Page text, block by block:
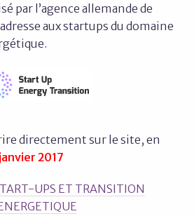
par l’agence allemande de
aux startups du domaine
directement sur le site, en
2017
UPS ET TRANSITION